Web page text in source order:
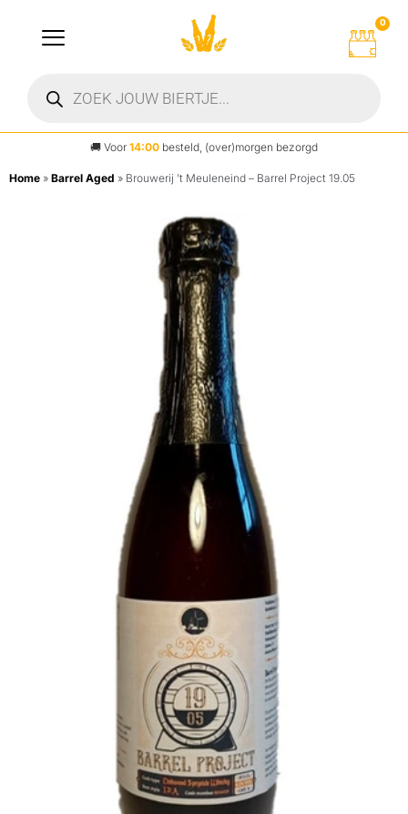
0
🚚 Voor 14:00 besteld, (over)morgen bezorgd
Home » Barrel Aged » Brouwerij ’t Meuleneind – Barrel Project 19.05